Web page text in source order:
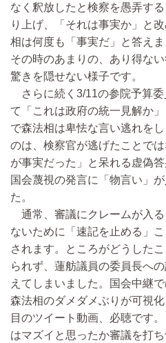
なく釈放したと検察を愚弄す
り上げ、「それは事実か」と
相は何度も「事実だ」と答え
その時のあまりの、あり得な
驚きを隠せない様子です。
さらに続く3/11の参院予算
て「これは政府の統一見解か
で森法相は卑怯な言い逃れを
のは、検察官が逃げたことで
が事実だった」と呆れる虚偽
国会蔑視の発言に「物言い」
た。
通常、審議にクレームが入
ないために「速記を止める」
されます。ところがどうした
られず、蓮舫議員の委員長へ
えてしまいました。国会中継
森法相のダメダメぶりが可視
目のツイート動画、必聴です
はマズイと思ったか審議を打